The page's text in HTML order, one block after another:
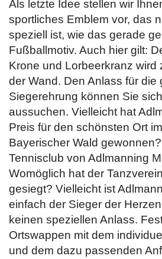
Als letzte Idee stellen wir
sportliches Emblem vor, das
speziell ist, wie das gerade
Fußballmotiv. Auch hier gilt:
Krone und Lorbeerkranz wird
der Wand. Den Anlass für die
Siegerehrung können Sie
aussuchen. Vielleicht hat
Preis für den schönsten Ort
Bayerischer Wald
Tennisclub von Adlmanning
Womöglich hat der
gesiegt? Vielleicht ist
einfach der Sieger der
keinen speziellen Anlass.
Ortswappen mit dem
und dem dazu passenden